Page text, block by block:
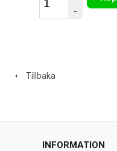
-
Tillbaka
INFORMATION